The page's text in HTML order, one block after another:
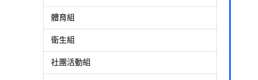
體育組
衛生組
社團活動組